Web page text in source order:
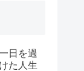
日を過
た人生